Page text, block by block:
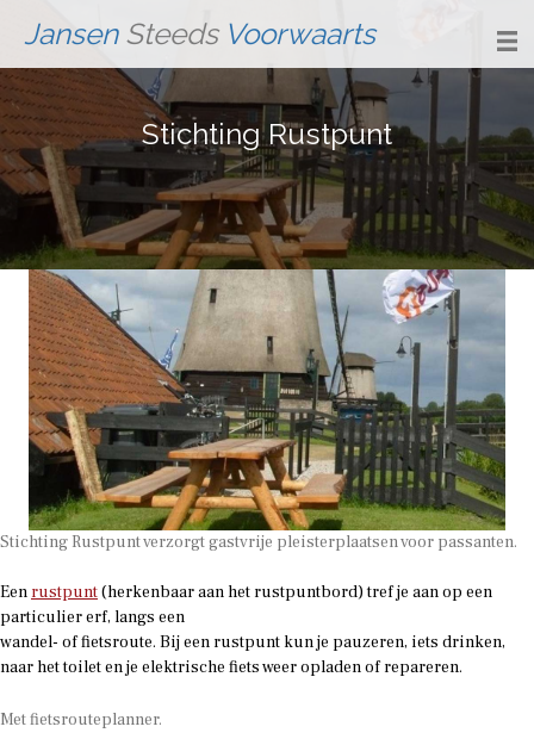
Jansen Steeds Voorwaarts
Stichting Rustpunt
Stichting Rustpunt verzorgt gastvrije pleisterplaatsen voor passanten.
Een rustpunt(herkenbaar aan het rustpuntbord) tref je aan op een
particulier erf, langs een
wandel- of fietsroute. Bij een rustpunt kun je pauzeren, iets drinken,
naar het toilet en je elektrische fiets weer opladen of repareren.
Met fietsrouteplanner.